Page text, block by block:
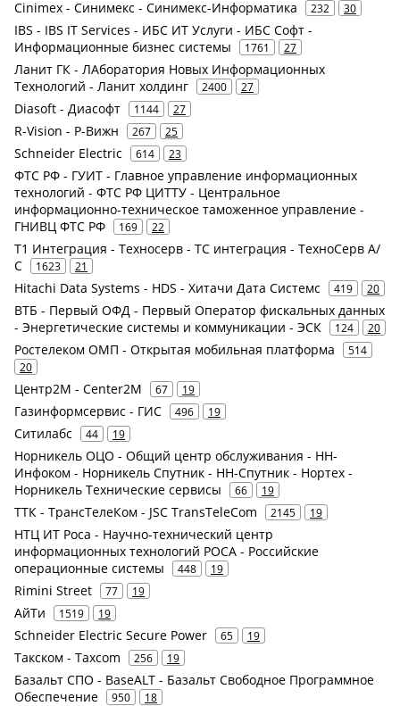
Cinimex - Синимекс - Синимекс-Информатика 232 30
IBS - IBS IT Services - ИБС ИТ Услуги - ИБС Софт -
Информационные бизнес системы
1761 27
Ланит ГК - ЛАборатория Новых Информационных
Технологий - Ланит холдинг
2400 27
Diasoft - Диасофт 1144 27
R-Vision - Р-Вижн 267 25
Schneider Electric 614 23
ФТС РФ - ГУИТ - Главное управление информационных
технологий - ФТС РФ ЦИТТУ - Центральное
информационно-техническое таможенное управление -
ГНИВЦ ФТС РФ
169 22
Т1 Интеграция - Техносерв - ТС интеграция - ТехноСерв А/
С
1623 21
Hitachi Data Systems - HDS - Хитачи Дата Системс 419 20
ВТБ - Первый ОФД - Первый Оператор фискальных данных
- Энергетические системы и коммуникации - ЭСК
124 20
Ростелеком ОМП - Открытая мобильная платформа
514
20
Центр2М - Center2М 67 19
Газинформсервис - ГИС 496 19
Ситилабс 44 19
Норникель ОЦО - Общий центр обслуживания - НН-
Инфоком - Норникель Спутник - НН-Спутник - Нортех -
Норникель Технические сервисы
66 19
ТТК - ТрансТелеКом - JSC TransTeleCom 2145 19
НТЦ ИТ Роса - Научно-технический центр
информационных технологий РОСА - Российские
операционные системы
448 19
Rimini Street 77 19
АйТи 1519 19
Schneider Electric Secure Power 65 19
Такском - Taxcom 256 19
Базальт СПО - BaseALT - Базальт Свободное Программное
Обеспечение
950 18